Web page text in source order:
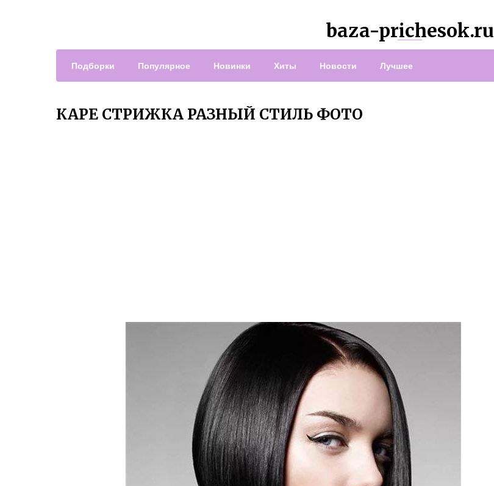
baza-prichesok.ru
Подборки Популярное Новинки Хиты Новости Лучшее
КАРЕ СТРИЖКА РАЗНЫЙ СТИЛЬ ФОТО